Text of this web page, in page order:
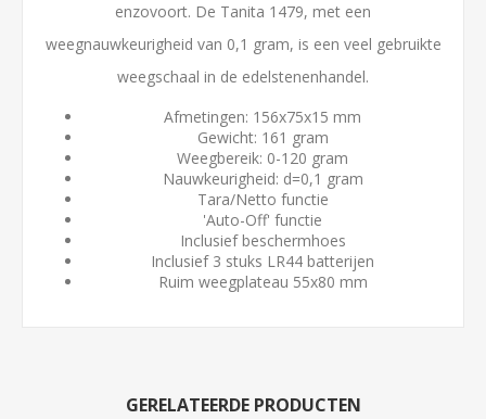
enzovoort. De Tanita 1479, met een
weegnauwkeurigheid van 0,1 gram, is een veel gebruikte
weegschaal in de edelstenenhandel.
Afmetingen: 156x75x15 mm
Gewicht: 161 gram
Weegbereik: 0-120 gram
Nauwkeurigheid: d=0,1 gram
Tara/Netto functie
'Auto-Off' functie
Inclusief beschermhoes
Inclusief 3 stuks LR44 batterijen
Ruim weegplateau 55x80 mm
GERELATEERDE PRODUCTEN